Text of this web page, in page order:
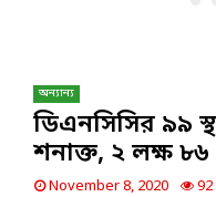
অন্যান্য
ডিএনসিসির ৯৯
শনাক্ত, ২ লক্ষ ৮৬
November 8, 2020 92